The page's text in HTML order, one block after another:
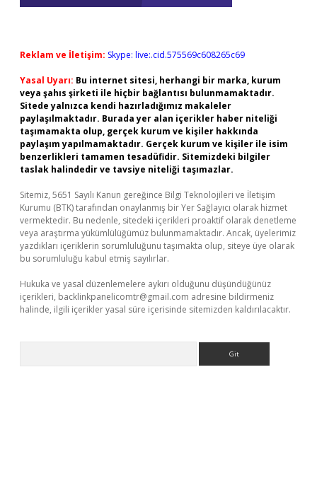
Reklam ve İletişim: Skype: live:.cid.575569c608265c69
Yasal Uyarı: Bu internet sitesi, herhangi bir marka, kurum
veya şahıs şirketi ile hiçbir bağlantısı bulunmamaktadır.
Sitede yalnızca kendi hazırladığımız makaleler
paylaşılmaktadır. Burada yer alan içerikler haber niteliği
taşımamakta olup, gerçek kurum ve kişiler hakkında
paylaşım yapılmamaktadır. Gerçek kurum ve kişiler ile isim
benzerlikleri tamamen tesadüfidir. Sitemizdeki bilgiler
taslak halindedir ve tavsiye niteliği taşımazlar.
Sitemiz, 5651 Sayılı Kanun gereğince Bilgi Teknolojileri ve İletişim
Kurumu (BTK) tarafından onaylanmış bir Yer Sağlayıcı olarak hizmet
vermektedir. Bu nedenle, sitedeki içerikleri proaktif olarak denetleme
veya araştırma yükümlülüğümüz bulunmamaktadır. Ancak, üyelerimiz
yazdıkları içeriklerin sorumluluğunu taşımakta olup, siteye üye olarak
bu sorumluluğu kabul etmiş sayılırlar.
Hukuka ve yasal düzenlemelere aykırı olduğunu düşündüğünüz
içerikleri, backlinkpanelicomtr@gmail.com adresine bildirmeniz
halinde, ilgili içerikler yasal süre içerisinde sitemizden kaldırılacaktır.